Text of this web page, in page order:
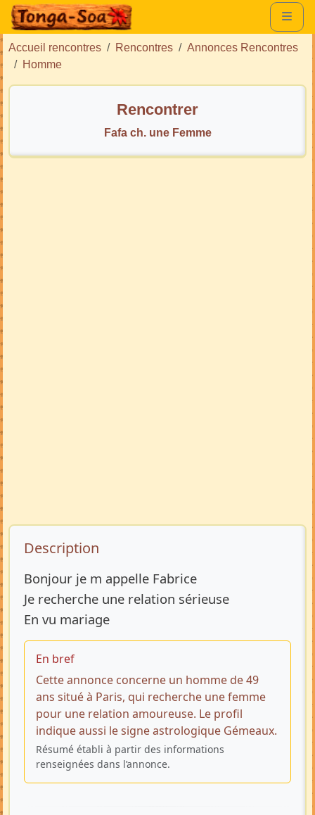
Accueil rencontres Rencontres
Annonces Rencontres
Homme
Rencontrer
Fafa ch. une Femme
Description de l’annonce
Description
Bonjour je m appelle Fabrice
Je recherche une relation sérieuse
En vu mariage
En bref
Cette annonce concerne un homme de 49
ans situé à Paris, qui recherche une femme
pour une relation amoureuse. Le profil
indique aussi le signe astrologique Gémeaux.
Résumé établi à partir des informations
renseignées dans l’annonce.